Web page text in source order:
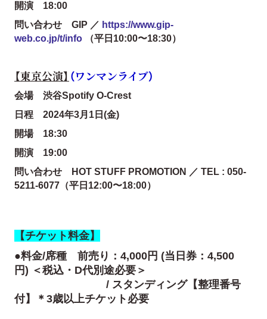
開演 18:00
問い合わせ GIP ／ https://www.gip-
web.co.jp/t/info （平日10:00〜18:30）
【東京公演】 （ワンマンライブ）
会場 渋谷Spotify O-Crest
日程 2024年3月1日(金)
開場 18:30
開演 19:00
問い合わせ HOT STUFF PROMOTION ／ TEL : 050-
5211-6077（平日12:00〜18:00）
【チケット料金】
●料金/席種 前売り：4,000円 (当日券：4,500
円) ＜税込・D代別途必要＞
/ スタンディング【整理番号
付】＊3歳以上チケット必要